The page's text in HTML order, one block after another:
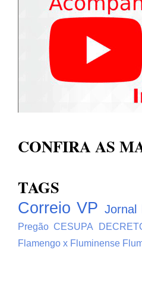
CONFIRA AS
TAGS
Correio VP Jornal
Pregão CESUPA
Flamengo x Fluminense